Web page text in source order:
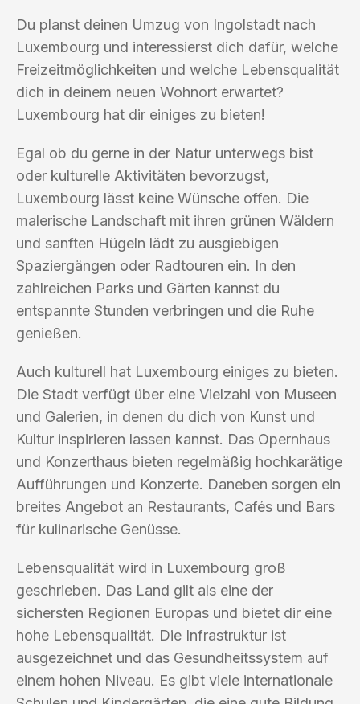
Du planst deinen Umzug von Ingolstadt nach
Luxembourg und interessierst dich dafür, welche
Freizeitmöglichkeiten und welche Lebensqualität
dich in deinem neuen Wohnort erwartet?
Luxembourg hat dir einiges zu bieten!
Egal ob du gerne in der Natur unterwegs bist
oder kulturelle Aktivitäten bevorzugst,
Luxembourg lässt keine Wünsche offen. Die
malerische Landschaft mit ihren grünen Wäldern
und sanften Hügeln lädt zu ausgiebigen
Spaziergängen oder Radtouren ein. In den
zahlreichen Parks und Gärten kannst du
entspannte Stunden verbringen und die Ruhe
genießen.
Auch kulturell hat Luxembourg einiges zu bieten.
Die Stadt verfügt über eine Vielzahl von Museen
und Galerien, in denen du dich von Kunst und
Kultur inspirieren lassen kannst. Das Opernhaus
und Konzerthaus bieten regelmäßig hochkarätige
Aufführungen und Konzerte. Daneben sorgen ein
breites Angebot an Restaurants, Cafés und Bars
für kulinarische Genüsse.
Lebensqualität wird in Luxembourg groß
geschrieben. Das Land gilt als eine der
sichersten Regionen Europas und bietet dir eine
hohe Lebensqualität. Die Infrastruktur ist
ausgezeichnet und das Gesundheitssystem auf
einem hohen Niveau. Es gibt viele internationale